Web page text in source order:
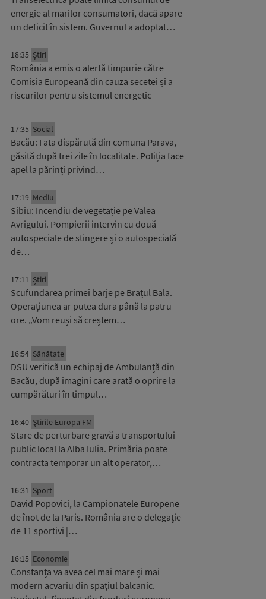
energie al marilor consumatori, dacă apare
un deficit în sistem. Guvernul a adoptat…
18:35 Știri
România a emis o alertă timpurie către
Comisia Europeană din cauza secetei și a
riscurilor pentru sistemul energetic
17:35 Social
Bacău: Fata dispărută din comuna Parava,
găsită după trei zile în localitate. Poliția face
apel la părinți privind…
17:19 Mediu
Sibiu: Incendiu de vegetație pe Valea
Avrigului. Pompierii intervin cu două
autospeciale de stingere și o autospecială
de…
17:11 Știri
Scufundarea primei barje pe Brațul Bala.
Operațiunea ar putea dura până la patru
ore. „Vom reuși să creștem…
16:54 Sănătate
DSU verifică un echipaj de Ambulanță din
Bacău, după imagini care arată o oprire la
cumpărături în timpul…
16:40 Știrile Europa FM
Stare de perturbare gravă a transportului
public local la Alba Iulia. Primăria poate
contracta temporar un alt operator,…
16:31 Sport
David Popovici, la Campionatele Europene
de înot de la Paris. România are o delegație
de 11 sportivi |…
16:15 Economie
Constanța va avea cel mai mare și mai
modern acvariu din spațiul balcanic.